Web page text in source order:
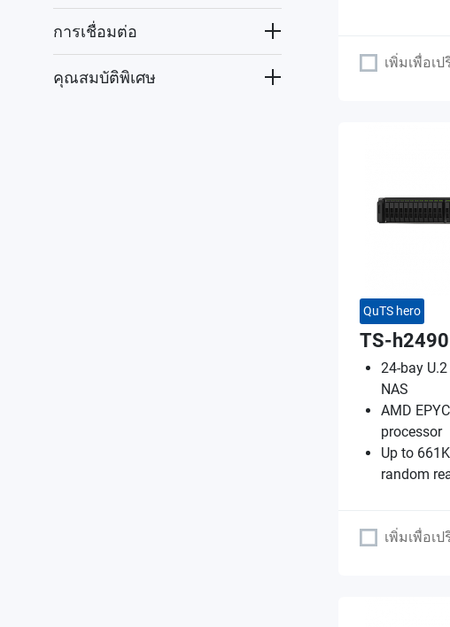
การเชื่อมต่อ
คุณสมบัติพิเศษ
เพิ่มเพื่อเ
QuTS hero
TS-
24-bay
NAS
AMD
processor
Up to
random
เพิ่มเพื่อเ